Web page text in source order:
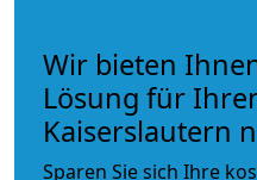
Wir bieten
Lösung für
Kaiserslautern
Sparen Sie sich Ihre